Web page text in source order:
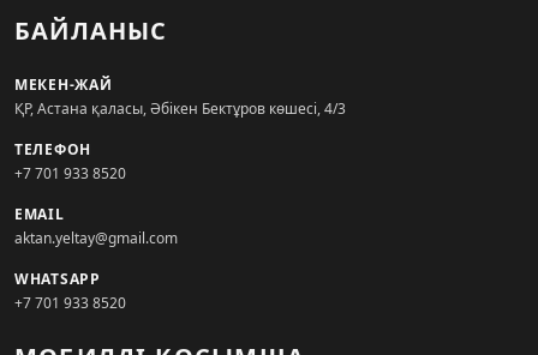
БАЙЛАНЫС
МЕКЕН-ЖАЙ
ҚР, Астана қаласы, Әбікен Бектұров көшесі, 4/3
ТЕЛЕФОН
+7 701 933 8520
EMAIL
aktan.yeltay@gmail.com
WHATSAPP
+7 701 933 8520